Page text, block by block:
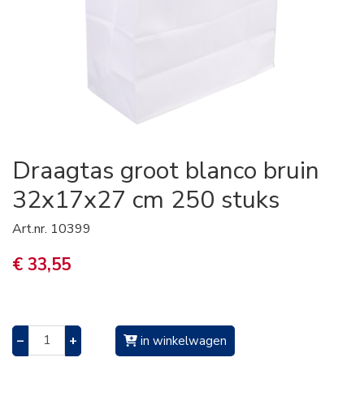
Draagtas groot blanco bruin
32x17x27 cm 250 stuks
Art.nr. 10399
€ 33,55
– + in winkelwagen